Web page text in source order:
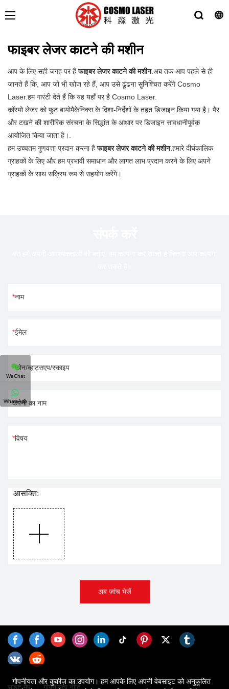
फाइबर लेजर काटने की मशीन
आप के लिए सही जगह पर हैंफाइबर लेजर काटने की मशीन.अब तक आप पहले से ही
जानते हैं कि, आप जो भी खोज रहे हैं, आप उसे ढूंढना सुनिश्चित करेंगे Cosmo
Laser.हम गारंटी देते हैं कि यह यहाँ पर है Cosmo Laser.
कॉस्मो लेजर को फुट बायोमैकेनिक्स के दिशा-निर्देशों के तहत डिजाइन किया गया है। पैर
और टखने की शारीरिक संरचना के सिद्धांत के आधार पर डिजाइन सावधानीपूर्वक
आयोजित किया जाता है।.
हम उच्चतम गुणवत्ता प्रदान करना हैफाइबर लेजर काटने की मशीन.हमारे दीर्घकालिक
ग्राहकों के लिए और हम प्रभावी समाधान और लागत लाभ प्रदान करने के लिए अपने
ग्राहकों के साथ सक्रिय रूप से सहयोग करेंगे।
नाम
ईमेल
फ़ोन/व्हाट्सएप/स्काइप
कंपनी का नाम
विषय
आसक्ति:
अब जांच भेजें
साइट मैप गोपनीयता नीति
गोपनीयता और कुकीज़ का उपयोग। हम आपके लिए अपनी वेबसाइट को अनुकूलित
WeChat
WhatsApp